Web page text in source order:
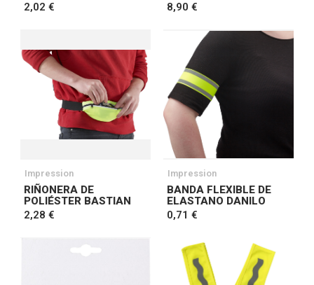
2,02 €
8,90 €
Impression
RIÑONERA DE
POLIÉSTER BASTIAN
2,28 €
Impression
BANDA FLEXIBLE DE
ELASTANO DANILO
0,71 €